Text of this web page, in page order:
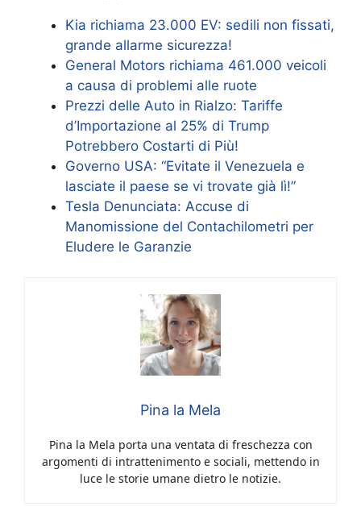
Kia richiama 23.000 EV: sedili non fissati,
grande allarme sicurezza!
General Motors richiama 461.000 veicoli
a causa di problemi alle ruote
Prezzi delle Auto in Rialzo: Tariffe
d’Importazione al 25% di Trump
Potrebbero Costarti di Più!
Governo USA: “Evitate il Venezuela e
lasciate il paese se vi trovate già lì!”
Tesla Denunciata: Accuse di
Manomissione del Contachilometri per
Eludere le Garanzie
Pina la Mela
Pina la Mela porta una ventata di freschezza con
argomenti di intrattenimento e sociali, mettendo in
luce le storie umane dietro le notizie.